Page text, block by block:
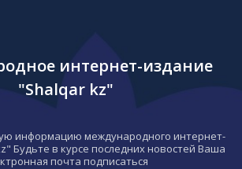
интернет-издание
"Shalqar kz"
информацию международного интернет-
Будьте в курсе последних новостей Ваша
почта подписаться